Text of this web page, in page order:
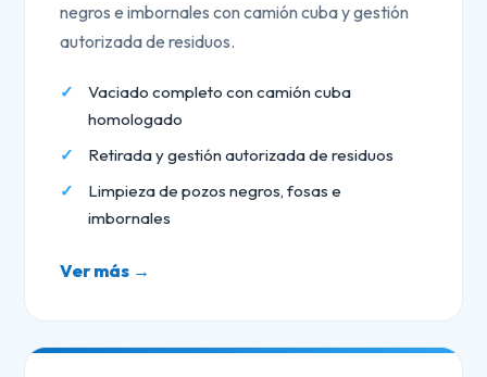
negros e imbornales con camión cuba y gestión
autorizada de residuos.
Vaciado completo con camión cuba
homologado
Retirada y gestión autorizada de residuos
Limpieza de pozos negros, fosas e
imbornales
Ver más →